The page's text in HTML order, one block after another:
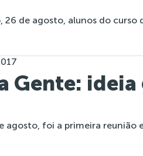
26 de agosto, alunos do
Gente:
agosto, foi a primeira